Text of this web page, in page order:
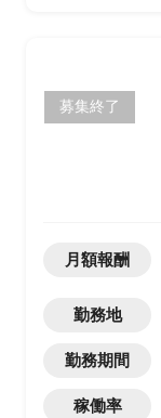
募集終了
月額報酬
勤務地
勤務期間
稼働率